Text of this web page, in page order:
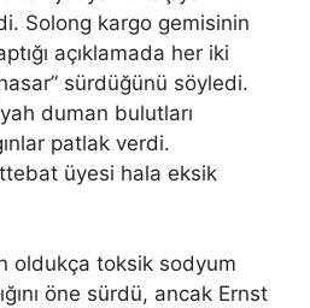
Solong kargo gemisinin
açıklamada her iki
sürdüğünü söyledi.
duman bulutları
patlak verdi.
üyesi hala eksik
oldukça toksik sodyum
öne sürdü, ancak Ernst